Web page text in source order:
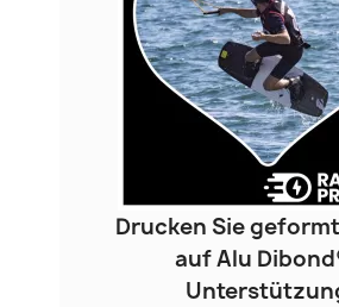
Drucken Sie
auf Alu